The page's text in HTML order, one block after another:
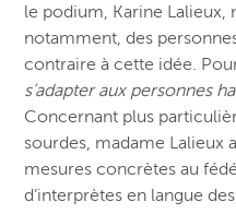
le podium, Karine Lalieux,
notamment, des
contraire à cette idée.
s’adapter aux personnes
Concernant plus
sourdes, madame Lalieux
mesures concrètes au
d’interprètes en langue